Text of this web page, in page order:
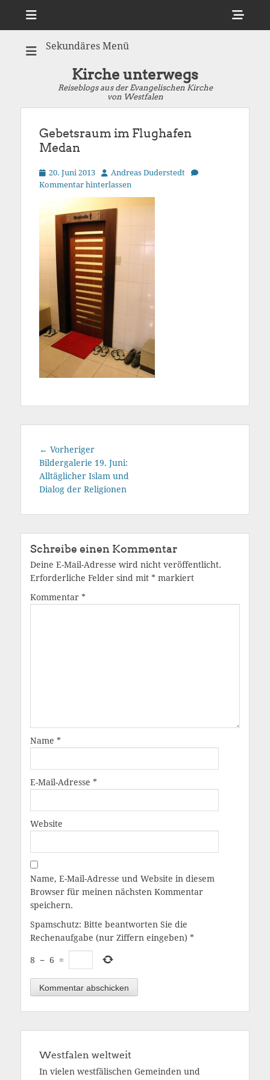
Sekundäres Menü
Kirche unterwegs
Reiseblogs aus der Evangelischen Kirche
von Westfalen
Gebetsraum im Flughafen
Medan
Veröffentlicht
am
20. Juni 2013 AutorAndreas Duderstedt
Kommentar hinterlassen
Beitragsnavigation
← VorherigerVorheriger
Beitrag:
Bildergalerie 19. Juni:
Alltäglicher Islam und
Dialog der Religionen
Schreibe einen Kommentar
Deine E-Mail-Adresse wird nicht veröffentlicht.
Erforderliche Felder sind mit * markiert
Kommentar *
Name *
E-Mail-Adresse *
Website
Name, E-Mail-Adresse und Website in diesem
Browser für meinen nächsten Kommentar
speichern.
Spamschutz: Bitte beantworten Sie die
Rechenaufgabe (nur Ziffern eingeben) *
8 − 6 =
Westfalen weltweit
In vielen westfälischen Gemeinden und